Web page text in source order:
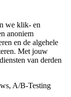
we klik- en
anoniem
en de algehele
Met jouw
van derden
A/B-Testing